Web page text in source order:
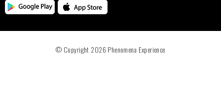
© Copyright 2026 Phenomena Experience